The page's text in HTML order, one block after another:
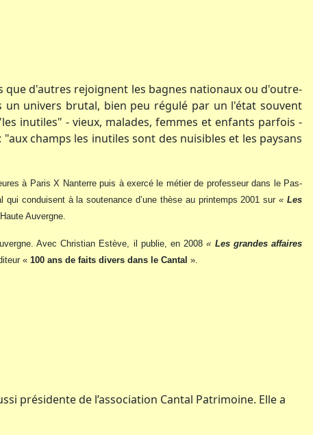
que d'autres rejoignent les bagnes nationaux ou d'outre-
univers brutal, bien peu régulé par un l'état souvent
inutiles" - vieux, malades, femmes et enfants parfois -
champs les inutiles sont des nuisibles et les paysans
à Paris X Nanterre puis à exercé le métier de professeur dans le Pas-
conduisent à la soutenance d’une thèse au printemps 2001 sur« Les
Auvergne.
Avec Christian Estève, il publie, en 2008« Les grandes affaires
« 100 ans de faits divers dans le Cantal ».
présidente de l’association Cantal Patrimoine. Elle a